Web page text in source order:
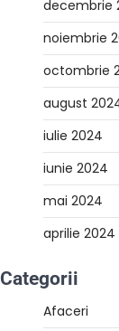
decembrie
noiembrie
octombrie
august
iulie 2024
iunie 2024
mai 2024
aprilie 2024
Categorii
Afaceri